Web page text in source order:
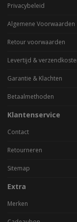
Privacybeleid
Algemene Voorwaarden
Retour voorwaarden
Levertijd &
Garantie & Klachten
Betaalmethoden
Klantenservice
Contact
Retourneren
Sitemap
Extra
Merken